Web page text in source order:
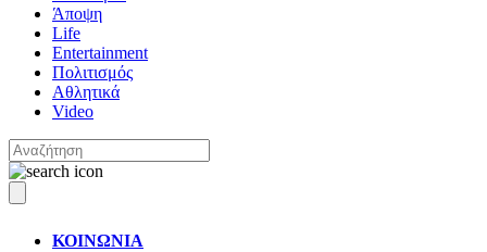
Άποψη
Life
Entertainment
Πολιτισμός
Αθλητικά
Video
ΚΟΙΝΩΝΙΑ